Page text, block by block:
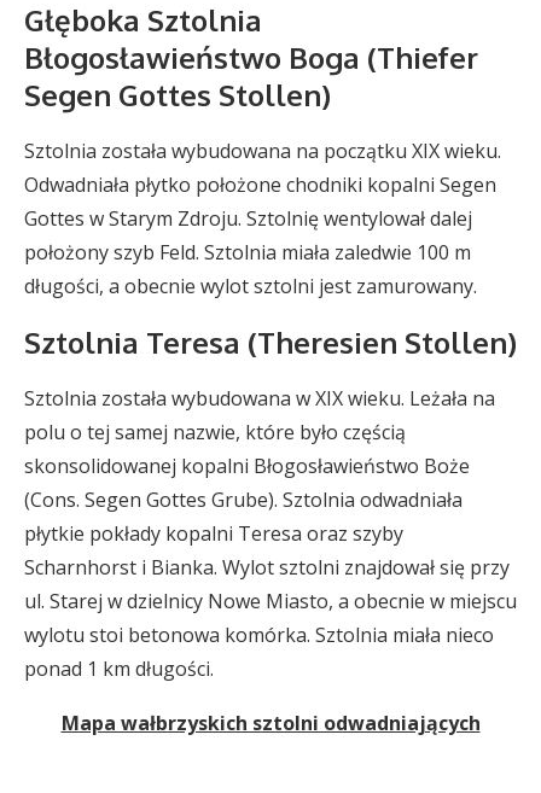
Głęboka Sztolnia
Błogosławieństwo Boga (Thiefer
Segen Gottes Stollen)
Sztolnia została wybudowana na początku XIX wieku.
Odwadniała płytko położone chodniki kopalni Segen
Gottes w Starym Zdroju. Sztolnię wentylował dalej
położony szyb Feld. Sztolnia miała zaledwie 100 m
długości, a obecnie wylot sztolni jest zamurowany.
Sztolnia Teresa (Theresien Stollen)
Sztolnia została wybudowana w XIX wieku. Leżała na
polu o tej samej nazwie, które było częścią
skonsolidowanej kopalni Błogosławieństwo Boże
(Cons. Segen Gottes Grube). Sztolnia odwadniała
płytkie pokłady kopalni Teresa oraz szyby
Scharnhorst i Bianka. Wylot sztolni znajdował się przy
ul. Starej w dzielnicy Nowe Miasto, a obecnie w miejscu
wylotu stoi betonowa komórka. Sztolnia miała nieco
ponad 1 km długości.
Mapa wałbrzyskich sztolni odwadniających